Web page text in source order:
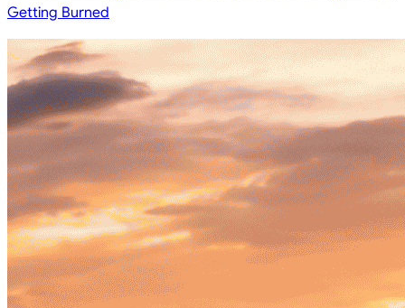
Getting Burned